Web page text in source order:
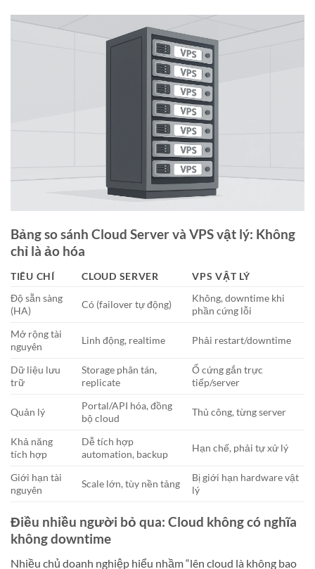
Bảng so sánh Cloud Server và VPS vật lý: Không
chỉ là ảo hóa
TIÊU CHÍ CLOUD SERVER
VPS VẬT LÝ
Độ sẵn sàng
(HA)
Có (failover tự động)
Không, downtime khi
phần cứng lỗi
Mở rộng tài
nguyên
Linh động, realtime Phải restart/downtime
Dữ liệu lưu
trữ
Storage phân tán,
replicate
Ổ cứng gắn trực
tiếp/server
Quản lý
Portal/API hóa, đồng
bộ cloud
Thủ công, từng server
Khả năng
tích hợp
Dễ tích hợp
automation, backup
Hạn chế, phải tự xử lý
Giới hạn tài
nguyên
Scale lớn, tùy nền tảng
Bị giới hạn hardware vật
lý
Điều nhiều người bỏ qua: Cloud không có nghĩa
không downtime
Nhiều chủ doanh nghiệp hiểu nhầm “lên cloud là không bao